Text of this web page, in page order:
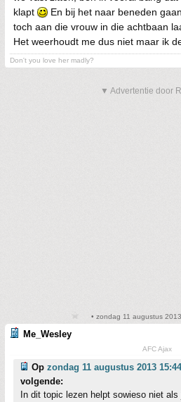
klapt
En bij het naar beneden
toch aan die vrouw in die achtbaan
Het weerhoudt me dus niet maar ik
Don't you love her madly?
▼ Advertentie door
• zondag 11 augustus
Me_Wesley
AFC Ajax
Op zondag 11 augustus 2013 15:44
volgende:
In dit topic lezen helpt sowieso niet